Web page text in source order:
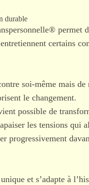
durable
permet
certains
soi-même mais
le changement.
possible de
les tensions qui
progressivement
et s’adapte à